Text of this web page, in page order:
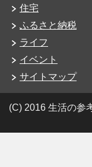
住宅
ふるさと納税
ライフ
イベント
サイトマップ
(C) 2016 生活の参